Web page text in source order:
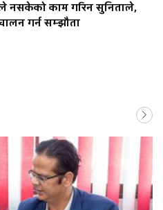
नसकेको काम गरिन सुनिताले,
गर्न सम्झौता